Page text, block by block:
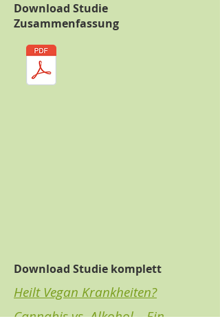
Download Studie
Zusammenfassung
Download Studie komplett
Heilt Vegan Krankheiten?
Cannabis vs. Alkohol – Ein